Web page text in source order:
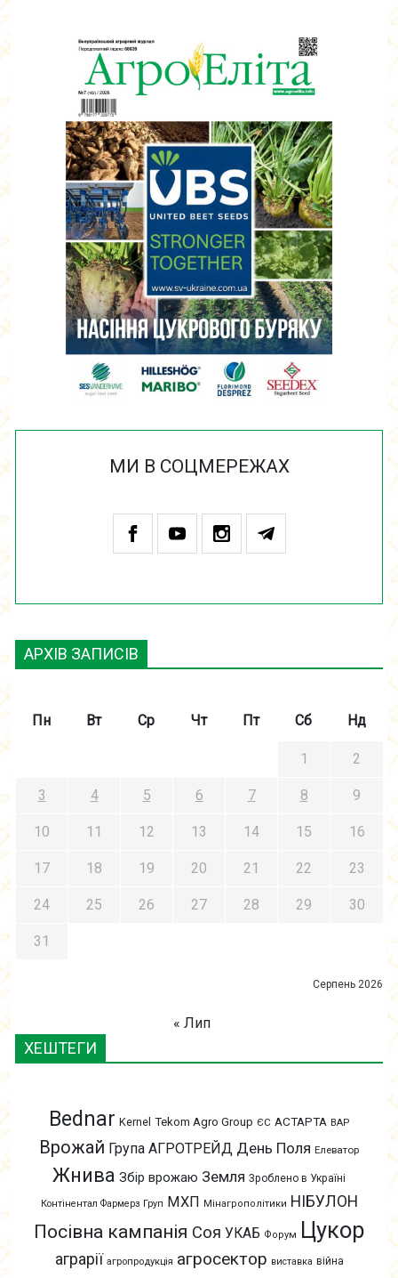
МИ В СОЦМЕРЕЖАХ
АРХІВ ЗАПИСІВ
Серпень 2026
Пн Вт Ср Чт Пт Сб Нд
1 2
3 4 5 6 7 8 9
10 11 12 13 14 15 16
17 18 19 20 21 22 23
24 25 26 27 28 29 30
31
« Лип
ХЕШТЕГИ
Bednar Kernel Tekom Agro Group ЄС АСТАРТА ВАР
Врожай Група АГРОТРЕЙД День Поля Елеватор
Жнива Збір врожаю Земля Зроблено в Україні
Контінентал Фармерз Груп МХП Мінагрополітики НІБУЛОН
Посівна кампанія Соя УКАБ Форум Цукор
аграрії агропродукція агросектор виставка війна